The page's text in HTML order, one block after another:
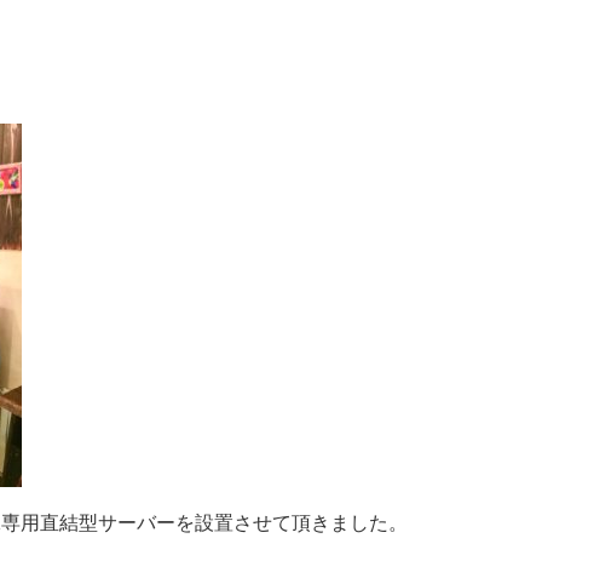
用直結型サーバーを設置させて頂きました。